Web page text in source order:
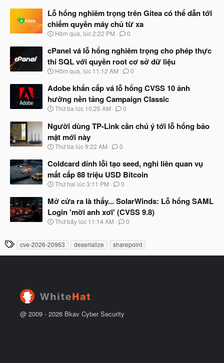
Lỗ hổng nghiêm trọng trên Gitea có thể dẫn tới
chiếm quyền máy chủ từ xa
N
à
b
ắ
đ
ầ
u
Hôm qua, lúc 2:22 PM 0
cPanel vá lỗ hổng nghiêm trọng cho phép thực
thi SQL với quyền root cơ sở dữ liệu
N
à
b
ắ
đ
ầ
u
Hôm qua, lúc 11:12 AM 0
Adobe khẩn cấp vá lỗ hổng CVSS 10 ảnh
hưởng nền tảng Campaign Classic
N
à
y
b
ắ
đ
ầ
u
Thứ ba lúc 10:25 AM 0
Người dùng TP-Link cần chú ý tới lỗ hổng bảo
mật mới này
N
à
y
b
ắ
đ
ầ
u
Thứ ba lúc 9:22 AM 0
Coldcard dính lỗi tạo seed, nghi liên quan vụ
mất cắp 88 triệu USD Bitcoin
N
à
b
ắ
đ
ầ
u
Thứ hai lúc 3:11 PM 0
Mở cửa ra là thấy... SolarWinds: Lỗ hổng SAML
Login 'mời anh xơi' (CVSS 9.8)
N
y
u
Thứ bảy lúc 11:14 AM 0
T
h
cve-2026-20963 deserialize sharepoint
@ 2009 - 2026 Bkav Cyber Security